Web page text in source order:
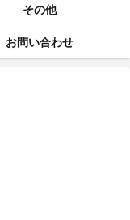
その他
お問い合わせ